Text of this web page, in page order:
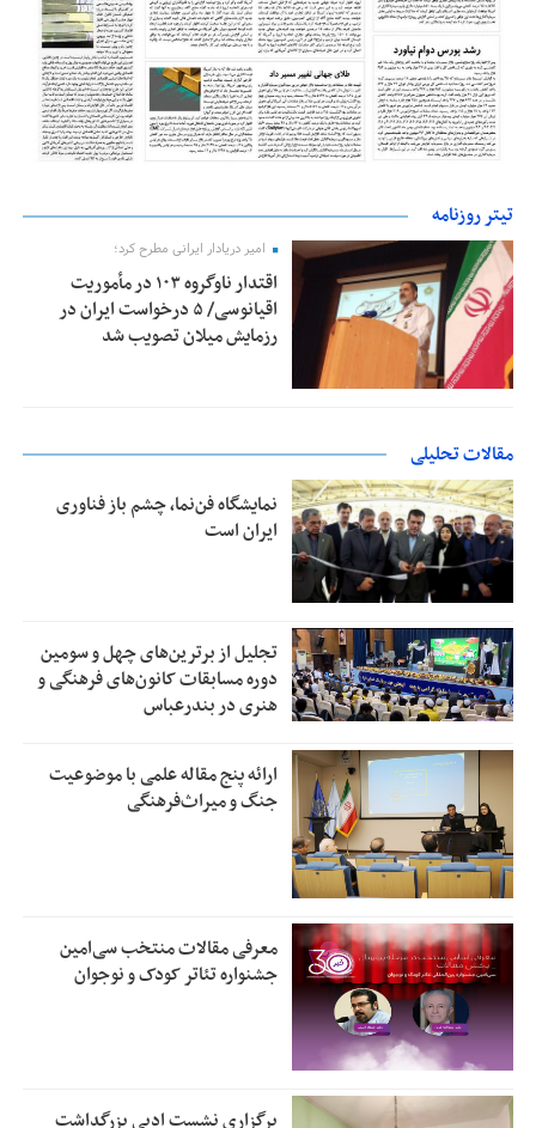
تیتر روزنامه
امیر دریادار ایرانی مطرح کرد؛
اقتدار ناوگروه ۱۰۳ در مأموریت‌
اقیانوسی/ ۵ درخواست ایران در
رزمایش میلان تصویب شد
مقالات تحلیلی
نمایشگاه فن‌نما، چشم باز فناوری
ایران است
تجلیل از بر‌ترین‌های چهل و سومین
دوره مسابقات کانون‌های فرهنگی و
هنری در بندرعباس
ارائه پنج مقاله علمی با موضوعیت
جنگ و میراث‌فرهنگی
معرفی مقالات منتخب سی‌امین
جشنواره تئاتر کودک و نوجوان
برگزاری نشست ادبی بزرگداشت